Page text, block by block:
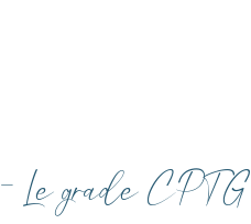
grade CPTG